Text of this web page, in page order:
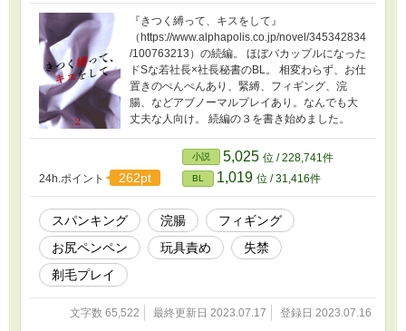
『きつく縛って、キスをして』
（https://www.alphapolis.co.jp/novel/345342834
/100763213）の続編。 ほぼバカップルになった
ドSな若社長×社長秘書のBL。 相変わらず、お仕
置きのぺんぺんあり、緊縛、フィギング、浣
腸、などアブノーマルプレイあり。なんでも大
丈夫な人向け。 続編の３を書き始めました。
24h.ポイント 262pt
小説 5,025 位 / 228,741件
BL 1,019 位 / 31,416件
スパンキング 浣腸
フィギング
お尻ペンペン
玩具責め
失禁
剃毛プレイ
文字数 65,522 最終更新日 2023.07.17 登録日 2023.07.16